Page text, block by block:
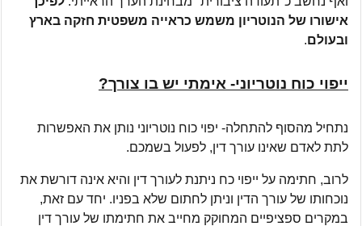
אישורו של הנוטריון משמש כראייה משפטית חזקה בארץ
ובעולם.
ייפוי כוח נוטריוני- אימתי יש בו צורך?
נתחיל מהסוף להתחלה- יפוי כוח נוטריוני נותן את האפשרות
לתת לאדם שאינו עורך דין, לפעול בשמכם.
לרוב, חתימה על ייפוי כח ניתנת לעורך דין והיא אינה דורשת את
נוכחותו של עורך הדין וניתן לחתום שלא בפניו. יחד עם זאת,
במקרים ספציפיים המחוקק מחייב את חתימתו של עורך דין